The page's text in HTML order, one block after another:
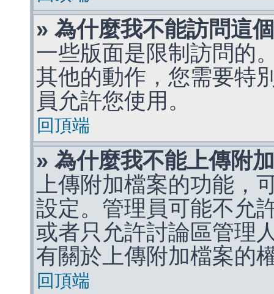
» 為什麼我不能訪問這
一些版面是限制訪問的
其他的動作，您需要特
員允許您使用。
回頂端
» 為什麼我不能上傳附
上傳附加檔案的功能，
設定。管理員可能不允
或者只允許討論區管理
有關於上傳附加檔案的
回頂端